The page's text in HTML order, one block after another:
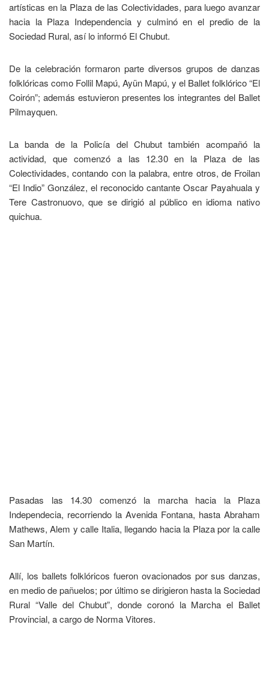
artísticas en la Plaza de las Colectividades, para luego avanzar
hacia la Plaza Independencia y culminó en el predio de la
Sociedad Rural, así lo informó El Chubut.
De la celebración formaron parte diversos grupos de danzas
folklóricas como Follil Mapú, Ayün Mapú, y el Ballet folklórico “El
Coirón”; además estuvieron presentes los integrantes del Ballet
Pilmayquen.
La banda de la Policía del Chubut también acompañó la
actividad, que comenzó a las 12.30 en la Plaza de las
Colectividades, contando con la palabra, entre otros, de Froilan
“El Indio” González, el reconocido cantante Oscar Payahuala y
Tere Castronuovo, que se dirigió al público en idioma nativo
quichua.
Pasadas las 14.30 comenzó la marcha hacia la Plaza
Independecia, recorriendo la Avenida Fontana, hasta Abraham
Mathews, Alem y calle Italia, llegando hacia la Plaza por la calle
San Martín.
Allí, los ballets folklóricos fueron ovacionados por sus danzas,
en medio de pañuelos; por último se dirigieron hasta la Sociedad
Rural “Valle del Chubut”, donde coronó la Marcha el Ballet
Provincial, a cargo de Norma Vitores.